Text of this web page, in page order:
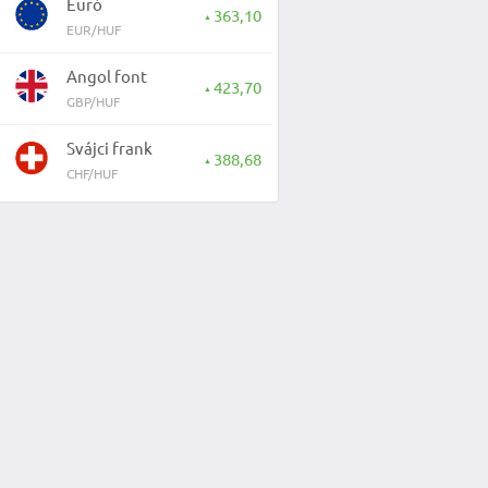
EUR/HUF
▲ 363,10
Angol font
GBP/HUF
▲ 423,70
Svájci frank
CHF/HUF
▲ 388,68